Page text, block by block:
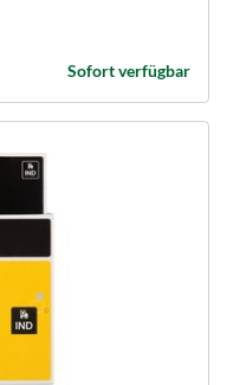
Sofort verfügbar